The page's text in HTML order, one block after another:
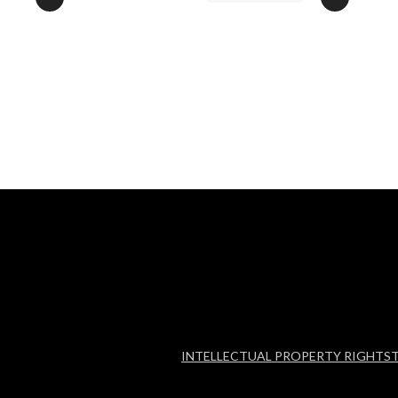
INTELLECTUAL PROPERTY RIGHTS